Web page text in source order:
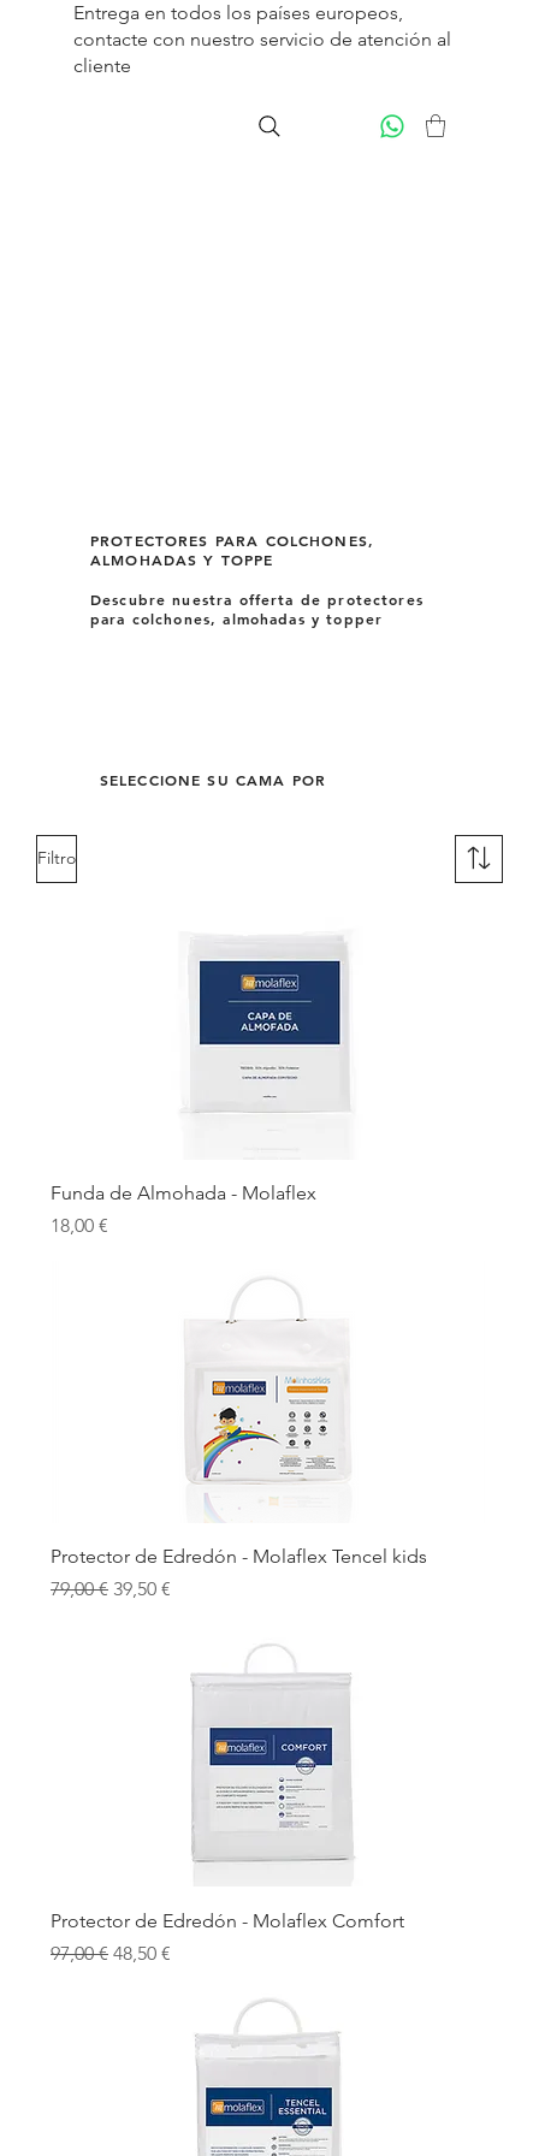
Entrega en todos los países europeos,
contacte con nuestro servicio de atención al
cliente
PROTECTORES PARA COLCHONES,
ALMOHADAS Y TOPPE
Descubre nuestra offerta de protectores
para colchones, almohadas y topper
SELECCIONE SU CAMA POR
Filtro
Funda de Almohada - Molaflex
Precio
18,00 €
Protector de Edredón - Molaflex Tencel kids
Precio
79,00 € Precio de oferta
39,50 €
Protector de Edredón - Molaflex Comfort
Precio
97,00 € Precio de oferta
48,50 €